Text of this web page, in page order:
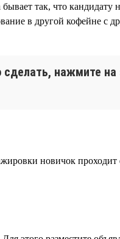
так, что кандидату
в другой кофейне с
нажмите на
новичок проходит